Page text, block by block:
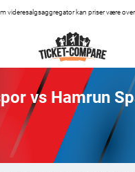
videresalgsaggregator kan priser være
vs Hamrun